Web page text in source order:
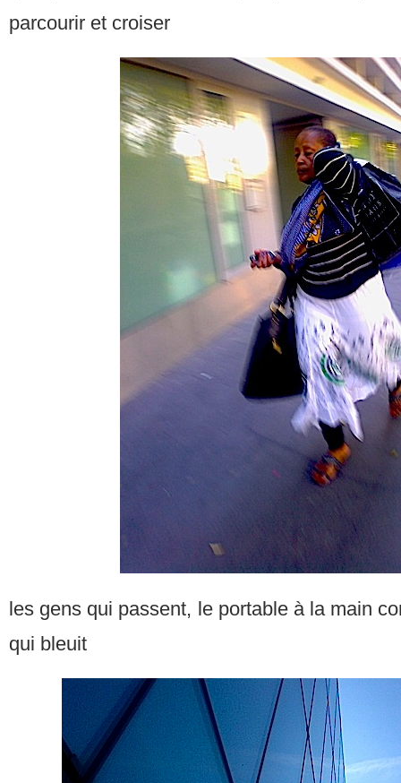
parcourir et croiser
les gens qui passent, le portable à la main
qui bleuit